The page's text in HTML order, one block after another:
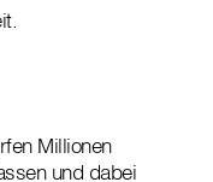
Millionen
und dabei